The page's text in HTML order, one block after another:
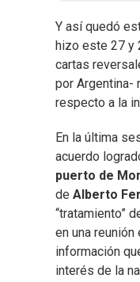
Y así quedó
hizo este 27 y
cartas
por Argentina-
respecto a la
En la última
acuerdo
puerto de
de Alberto
“tratamiento”
en una
información
interés de la